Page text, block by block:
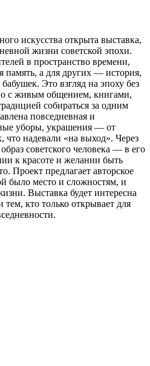
искусства открыта выставка,
жизни советской эпохи.
в пространство времени,
память, а для других — история,
Это взгляд на эпоху без
с живым общением, книгами,
собираться за одним
повседневная и
уборы, украшения — от
надевали «на выход». Через
советского человека — в его
к красоте и желании быть
Проект предлагает авторское
было место и сложностям, и
Выставка будет интересна
кто только открывает для